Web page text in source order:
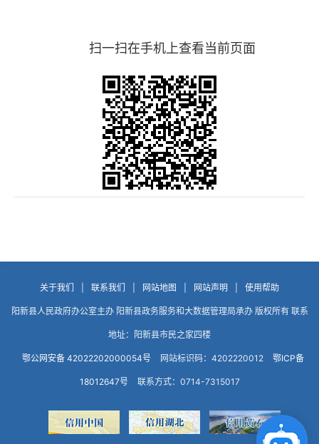
扫一扫在手机上查看当前页面
关于我们 联系我们 网站地图 网站声明 使用帮助
阳新县人民政府办公室主办 阳新县政务服务和大数据管理局承办 版权所有 联系
地址：阳新县市民之家四楼
鄂公网安备 42022202000054号 网站标识码：4202220012 鄂ICP备
18012647号 联系方式：0714-7315017